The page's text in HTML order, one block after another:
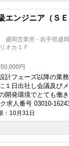
エンジニア（Ｓ
岡営業所 - 岩手県盛岡
オカ１Ｆ
円
計フェーズ以降の業
１日出社し会議及び
開発環境でとても働
求人番号 03010-
：10月31日